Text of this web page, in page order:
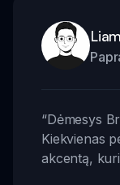
Liam
“Dėmesys
Kiekvienas
akcentą,